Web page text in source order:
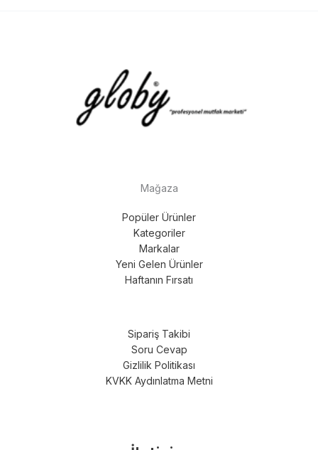
Mağaza
Popüler Ürünler
Kategoriler
Markalar
Yeni Gelen Ürünler
Haftanın Fırsatı
Sipariş Takibi
Soru Cevap
Gizlilik Politikası
KVKK Aydınlatma Metni